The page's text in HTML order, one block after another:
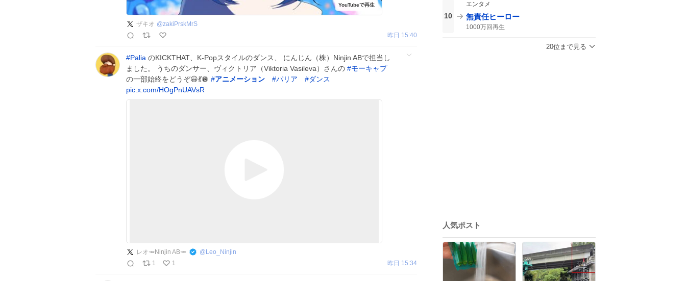
ザキオ @zakiPrskMrS
昨日 15:40
#Palia のKICKTHAT、K-Popスタイルのダンス、 にんじん（株）Ninjin ABで担当し
ました。 うちのダンサー、ヴィクトリア（Viktoria Vasileva）さんの #モーキャプ
の一部始終をどうぞ😃💃🪩 #アニメーション #パリア #ダンス
pic.x.com/HOgPnUAVsR
レオ🥕Ninjin AB🥕 @ Leo_Ninjin
1
1 昨日 15:34
10
エンタメ
無責任ヒーロー
1000万回再生
20位まで見る
人気ポスト